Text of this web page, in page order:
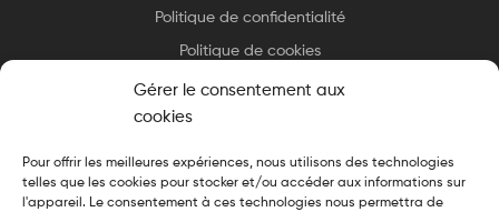
Gérer le consentement aux
cookies
Pour offrir les meilleures expériences, nous utilisons des technologies
telles que les cookies pour stocker et/ou accéder aux informations sur
l'appareil. Le consentement à ces technologies nous permettra de
Politique de confidentialité
Politique de cookies
Copyright © 2025 Essax.Tous droits réservés. Design cuisiné par